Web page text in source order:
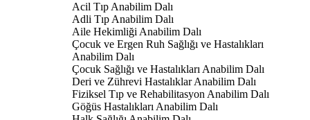
Acil Tıp Anabilim Dalı
Adli Tıp Anabilim Dalı
Aile Hekimliği Anabilim Dalı
Çocuk ve Ergen Ruh Sağlığı ve Hastalıkları
Anabilim Dalı
Çocuk Sağlığı ve Hastalıkları Anabilim Dalı
Deri ve Zührevi Hastalıklar Anabilim Dalı
Fiziksel Tıp ve Rehabilitasyon Anabilim Dalı
Göğüs Hastalıkları Anabilim Dalı